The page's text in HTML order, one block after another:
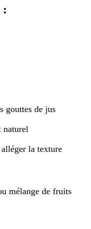
:
gouttes de jus
naturel
la texture
mélange de fruits